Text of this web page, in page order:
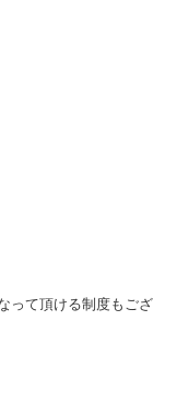
って頂ける制度もござ